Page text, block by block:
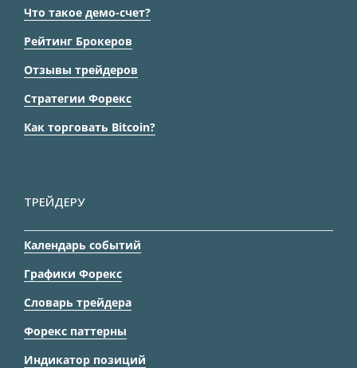
Что такое демо-счет?
Рейтинг Брокеров
Отзывы трейдеров
Стратегии Форекс
Как торговать Bitcoin?
ТРЕЙДЕРУ
Календарь событий
Графики Форекс
Словарь трейдера
Форекс паттерны
Индикатор позиций